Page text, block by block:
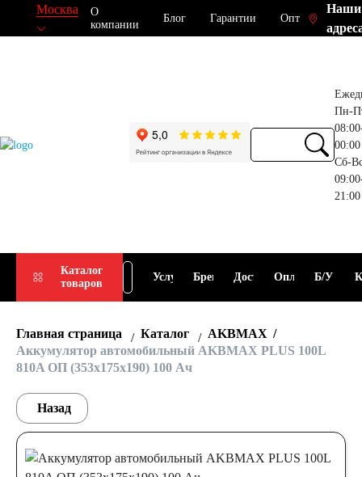
Москва
О
компании
Блог Гарантии Опт
Наши
Пн-
00:00
Сб-
21:00
Каталог
товаров
Подбор
АКБ
Услуги Бренды ДоставкаОплата Б/У
Главная страница Каталог
AKBMAX
Аккумулятор автомобильный AKBMAX PLUS 100L
810A ОП (353x175x190) 100 Ач
Назад